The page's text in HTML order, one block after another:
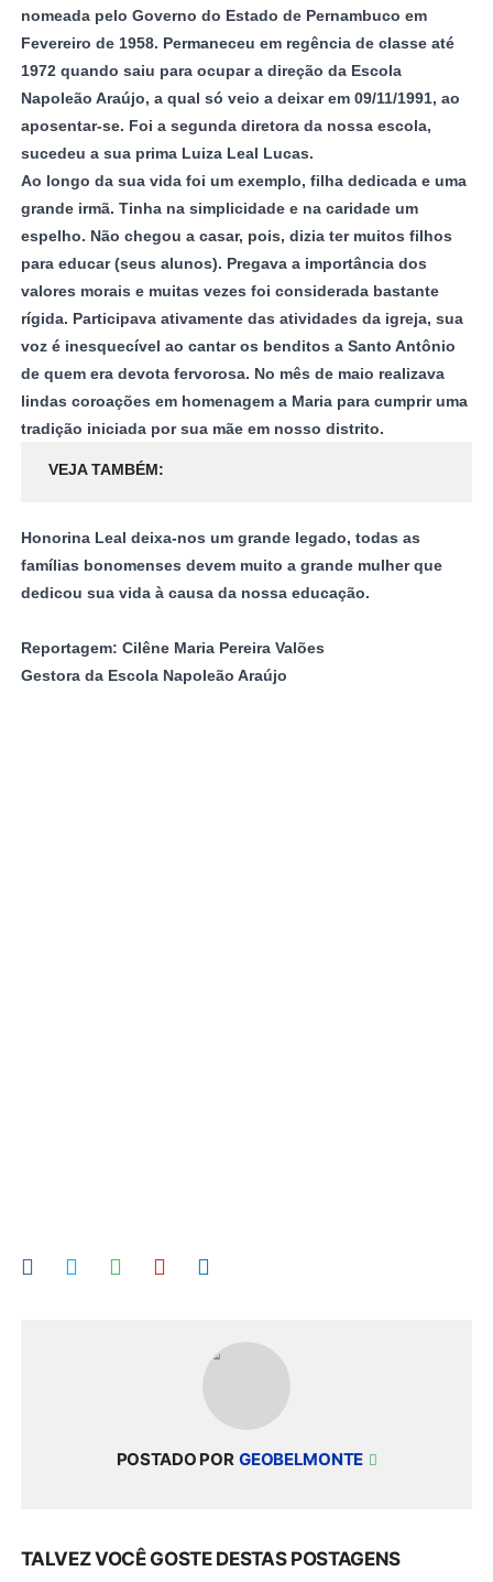
nomeada pelo Governo do Estado de Pernambuco em
Fevereiro de 1958. Permaneceu em regência de classe até
1972 quando saiu para ocupar a direção da Escola
Napoleão Araújo, a qual só veio a deixar em 09/11/1991, ao
aposentar-se. Foi a segunda diretora da nossa escola,
sucedeu a sua prima Luiza Leal Lucas.
Ao longo da sua vida foi um exemplo, filha dedicada e uma
grande irmã. Tinha na simplicidade e na caridade um
espelho. Não chegou a casar, pois, dizia ter muitos filhos
para educar (seus alunos). Pregava a importância dos
valores morais e muitas vezes foi considerada bastante
rígida. Participava ativamente das atividades da igreja, sua
voz é inesquecível ao cantar os benditos a Santo Antônio
de quem era devota fervorosa. No mês de maio realizava
lindas coroações em homenagem a Maria para cumprir uma
tradição iniciada por sua mãe em nosso distrito.
VEJA TAMBÉM
Honorina Leal deixa-nos um grande legado, todas as
famílias bonomenses devem muito a grande mulher que
dedicou sua vida à causa da nossa educação.
Reportagem: Cilêne Maria Pereira Valões
Gestora da Escola Napoleão Araújo
POSTADO POR GEOBELMONTE
TALVEZ VOCÊ GOSTE DESTAS POSTAGENS